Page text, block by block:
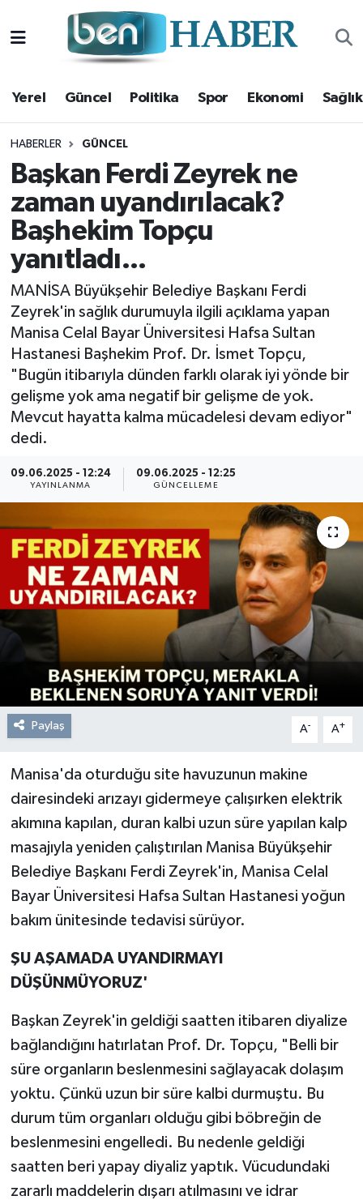
Yerel Güncel Politika Spor Ekonomi Sağlık
HABERLER GÜNCEL
Başkan Ferdi Zeyrek ne
zaman uyandırılacak?
Başhekim Topçu
yanıtladı...
MANİSA Büyükşehir Belediye Başkanı Ferdi
Zeyrek'in sağlık durumuyla ilgili açıklama yapan
Manisa Celal Bayar Üniversitesi Hafsa Sultan
Hastanesi Başhekim Prof. Dr. İsmet Topçu,
"Bugün itibarıyla dünden farklı olarak iyi yönde bir
gelişme yok ama negatif bir gelişme de yok.
Mevcut hayatta kalma mücadelesi devam ediyor"
dedi.
09.06.2025 - 12:24
YAYINLANMA
09.06.2025 - 12:25
GÜNCELLEME
Paylaş A- A+
Manisa'da oturduğu site havuzunun makine
dairesindeki arızayı gidermeye çalışırken elektrik
akımına kapılan, duran kalbi uzun süre yapılan kalp
masajıyla yeniden çalıştırılan Manisa Büyükşehir
Belediye Başkanı Ferdi Zeyrek'in, Manisa Celal
Bayar Üniversitesi Hafsa Sultan Hastanesi yoğun
bakım ünitesinde tedavisi sürüyor.
ŞU AŞAMADA UYANDIRMAYI
DÜŞÜNMÜYORUZ'
Başkan Zeyrek'in geldiği saatten itibaren diyalize
bağlandığını hatırlatan Prof. Dr. Topçu, "Belli bir
süre organların beslenmesini sağlayacak dolaşım
yoktu. Çünkü uzun bir süre kalbi durmuştu. Bu
durum tüm organları olduğu gibi böbreğin de
beslenmesini engelledi. Bu nedenle geldiği
saatten beri yapay diyaliz yaptık. Vücudundaki
zararlı maddelerin dışarı atılmasını ve idrar
Yerel
Güncel
Politika
Spor
Ekonomi
Sağlık
Magazin
Kültür Sanat
Resmi Reklam
Hava Durumu
Trafik Durumu
Süper Lig Puan Durumu ve Fikstür
Tüm Manşetler
Son Dakika Haberleri
Haber Arşivi